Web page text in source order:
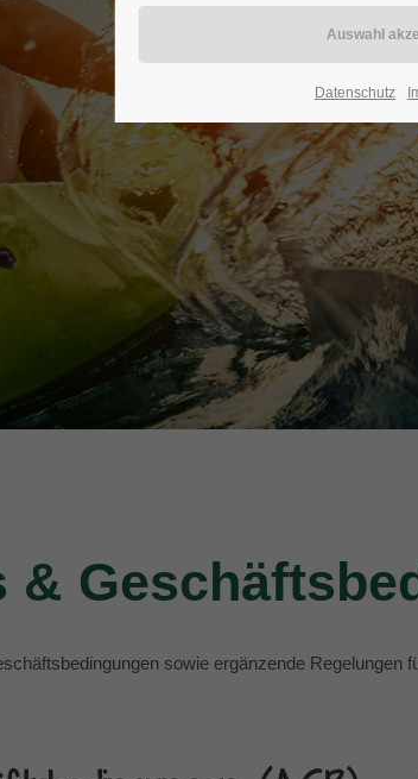
&
sowie ergänzende Regelungen
Datenschutz